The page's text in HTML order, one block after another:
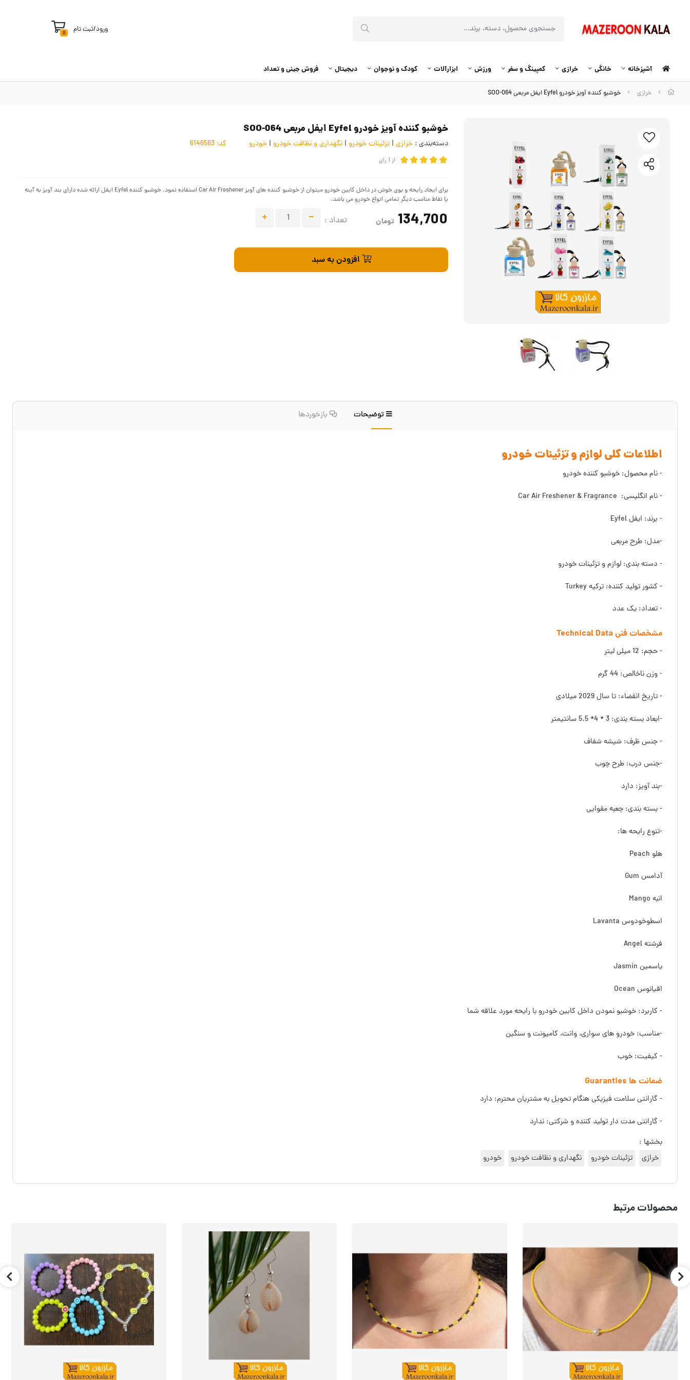
ورود/ثبت نام 0
آشپزخانه خانگی خرازی کمپینگ و سفر ورزش ابزارآلات کودک و نوجوان دیجیتال فروش جینی و تعداد
خرازی خوشبو کننده آویز خودرو Eyfel ایفل مربعی SOO-064
خوشبو کننده آویز خودرو Eyfel ایفل مربعی SOO-064
دسته‌بندی : خرازی | تزئینات خودرو | نگهداری و نظافت خودرو | خودرو کد:
از 1رای
برای ایجاد رایحه و بوی خوش در داخل کابین خودرو میتوان از خوشبو کننده های آویز Car Air Freshener استفاده نمود. خوشبو کننده Eyfel ایفل ارائه شده دارای بند آویز به آینه
یا نقاط مناسب دیگر تمامی انواع خودرو می باشد.
134,700 تومان تعداد :
افزودن به سبد
توضیحات بازخوردها
اطلاعات کلی لوازم و تزئینات خودرو
- نام محصول: خوشبو کننده خودرو
- نام انگلیسی: Car Air Freshener & Fragrance
- برند: ایفل Eyfel
-مدل: طرح مربعی
- دسته بندی: لوازم و تزئینات خودرو
- کشور تولید کننده: ترکیه Turkey
- تعداد: یک عدد
مشخصات فنی Technical Data
- حجم: 12 میلی لیتر
- وزن ناخالص: 44 گرم
- تاریخ انقضاء: تا سال 2029 میلادی
-ابعاد بسته بندی: 3 * 4* 5.5 سانتیمتر
- جنس ظرف: شیشه شفاف
-جنس درب: طرح چوب
-بند آویز: دارد
- بسته بندی: جعبه مقوایی
-تنوع رایحه ها:
هلو Peach
آدامس Gum
انبه Mango
اسطوخودوس Lavanta
فرشته Angel
یاسمین Jasmin
اقیانوس Ocean
- کاربرد: خوشبو نمودن داخل کابین خودرو با رایحه مورد علاقه شما
-مناسب: خودرو های سواری، وانت، کامیونت و سنگین
- کیفیت: خوب
ضمانت ها Guaranties
- گارانتی سلامت فیزیکی هنگام تحویل به مشتریان محترم: دارد
- گارانتی مدت دار تولید کننده و شرکتی: ندارد
بخشها :
خرازی
تزئینات خودرو نگهداری و نظافت خودرو خودرو
محصولات مرتبط